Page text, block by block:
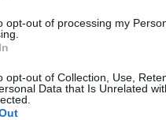
opt-out of processing my
opt-out of Collection, Use,
Data that Is Unrelated
speciali